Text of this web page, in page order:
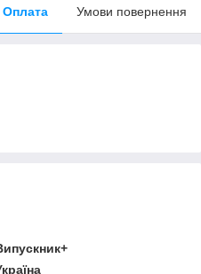
Оплата Умови повернення